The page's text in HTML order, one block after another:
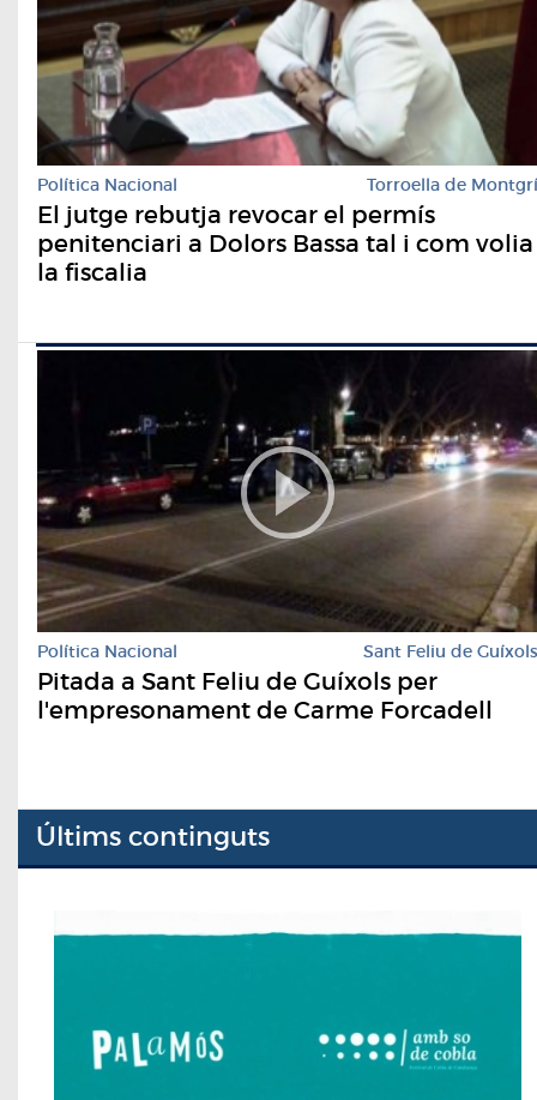
Política Nacional Torroella de Montgrí
El jutge rebutja revocar el permís
penitenciari a Dolors Bassa tal i com volia
la fiscalia
Política Nacional Sant Feliu de Guíxols
Pitada a Sant Feliu de Guíxols per
l'empresonament de Carme Forcadell
Últims continguts